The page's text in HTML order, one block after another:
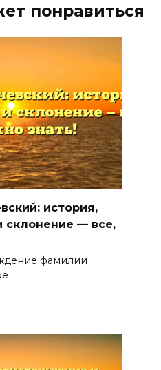
понравиться
история,
склонение — все,
фамилии